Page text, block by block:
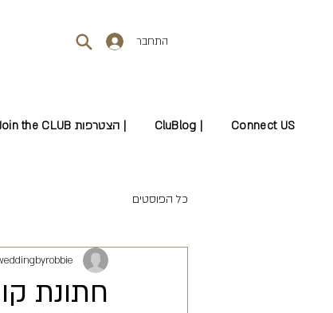
התחבר
Join the CLUB הצטרפות | CluBlog | Connect US
כל הפוסטים
חתונת